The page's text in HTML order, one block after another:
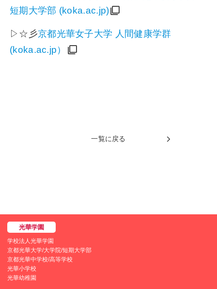
短期大学部 (koka.ac.jp)
▷☆彡京都光華女子大学 人間健康学群
(koka.ac.jp）
一覧に戻る
学校法人光華学園
京都光華大学/大学院/短期大学部
京都光華中学校/高等学校
光華小学校
光華幼稚園